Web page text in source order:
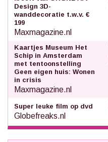
Design 3D-
wanddecoratie t.w.v. €
199
Maxmagazine.nl
Kaartjes Museum Het
Schip in Amsterdam
met tentoonstelling
Geen eigen huis: Wonen
in crisis
Maxmagazine.nl
Super leuke film op dvd
Globefreaks.nl